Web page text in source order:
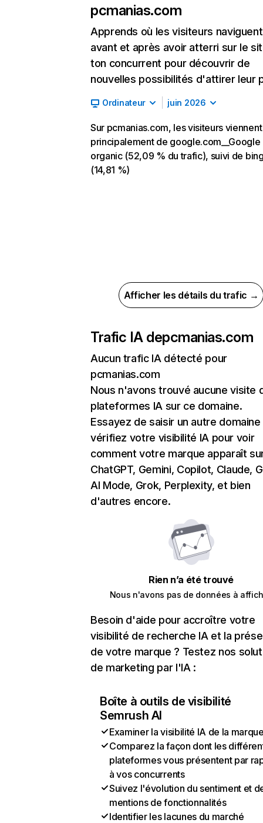
pcmanias.com
Apprends où les visiteurs naviguent
avant et après avoir atterri sur le
ton concurrent pour découvrir de
nouvelles possibilités d'attirer leur
Ordinateur juin 2026
Sur pcmanias.com, les visiteurs viennent
principalement de google.com__Google
organic (52,09 % du trafic), suivi de
(14,81 %)
Afficher les détails du trafic →
Trafic IA depcmanias.com
Aucun trafic IA détecté pour
pcmanias.com
Nous n'avons trouvé aucune visite
plateformes IA sur ce domaine.
Essayez de saisir un autre domaine
vérifiez votre visibilité IA pour voir
comment votre marque apparaît
ChatGPT, Gemini, Copilot, Claude,
AI Mode, Grok, Perplexity, et bien
d'autres encore.
Rien n’a été trouvé
Nous n'avons pas de données à
Besoin d'aide pour accroître votre
visibilité de recherche IA et la
de votre marque ? Testez nos
de marketing par l'IA :
Boîte à outils de visibilité
Semrush AI
Examiner la visibilité IA de la
Comparez la façon dont les
plateformes vous présentent par
à vos concurrents
Suivez l'évolution du sentiment et
mentions de fonctionnalités
Identifier les lacunes du marché